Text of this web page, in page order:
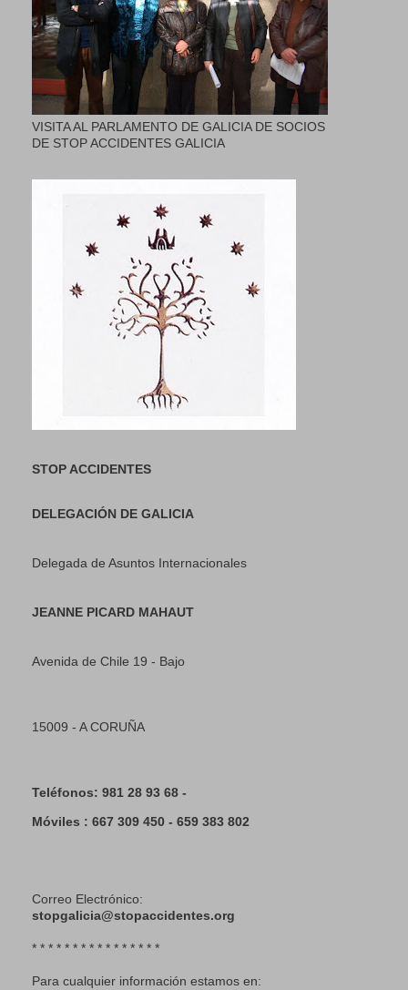
VISITA AL PARLAMENTO DE GALICIA DE SOCIOS
DE STOP ACCIDENTES GALICIA
STOP ACCIDENTES
DELEGACIÓN DE GALICIA
Delegada de Asuntos Internacionales
JEANNE PICARD MAHAUT
Avenida de Chile 19 - Bajo
15009 - A CORUÑA
Teléfonos: 981 28 93 68 -
Móviles : 667 309 450 - 659 383 802
Correo Electrónico:
stopgalicia@stopaccidentes.org
* * * * * * * * * * * * * * * *
Para cualquier información estamos en: